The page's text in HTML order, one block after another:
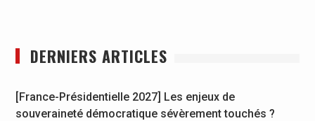
DERNIERS ARTICLES
[France-Présidentielle 2027] Les enjeux de
souveraineté démocratique sévèrement touchés ?